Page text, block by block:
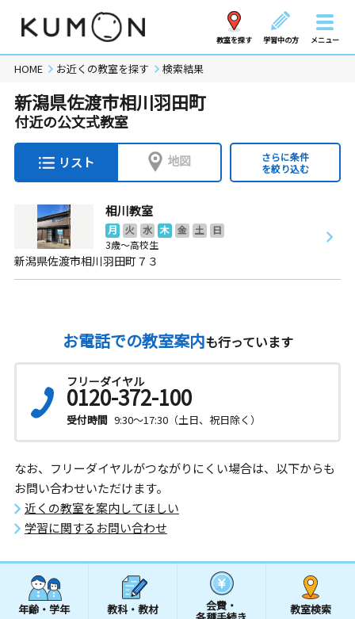
教室を探す 学習中の方 メニュー
HOME お近くの教室を探す 検索結果
新潟県佐渡市相川羽田町
付近の公文式教室
リスト 地図
さらに条件
を絞り込む
相川教室
月 火 水 木 金 土
日
3歳～高校生
新潟県佐渡市相川羽田町７３
お電話での教室案内も行っています
フリーダイヤル
0120-372-100
受付時間 9:30～17:30（土日、祝日除く）
なお、フリーダイヤルがつながりにくい場合は、以下からも
お問い合わせいただけます。
近くの教室を案内してほしい
学習に関するお問い合わせ
年齢・学年 教科・教材 会費・ 教室検索